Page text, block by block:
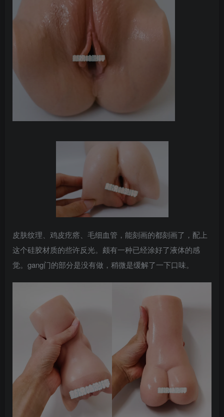
皮肤纹理、鸡皮疙瘩、毛细血管，能刻画的都刻画了，配上
这个硅胶材质的些许反光。颇有一种已经涂好了液体的感
觉。gang门的部分是没有做，稍微是缓解了一下口味。